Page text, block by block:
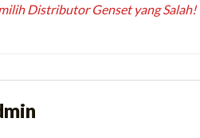
Distributor Genset yang Salah!